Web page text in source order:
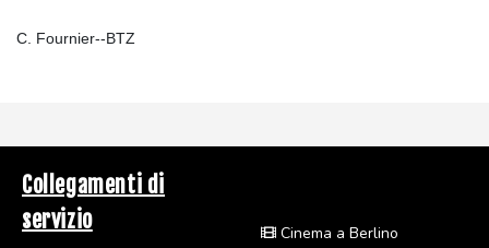
C. Fournier--BTZ
Collegamenti di
servizio
Cinema a Berlino